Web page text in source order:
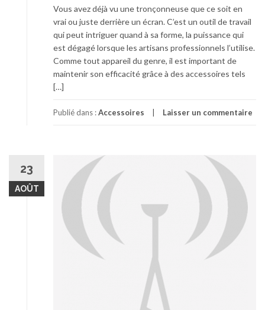
Vous avez déjà vu une tronçonneuse que ce soit en
vrai ou juste derrière un écran. C’est un outil de travail
qui peut intriguer quand à sa forme, la puissance qui
est dégagé lorsque les artisans professionnels l’utilise.
Comme tout appareil du genre, il est important de
maintenir son efficacité grâce à des accessoires tels
[…]
Publié dans :Accessoires Laisser un commentaire
23
AOÛT